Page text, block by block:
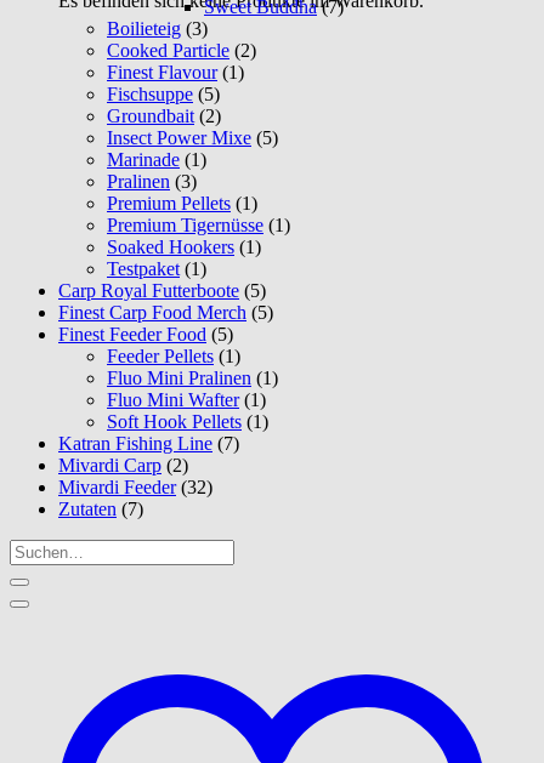
Sweet Buddha (7)
Boilieteig (3)
Cooked Particle (2)
Finest Flavour (1)
Fischsuppe (5)
Groundbait (2)
Insect Power Mixe (5)
Marinade (1)
Pralinen (3)
Premium Pellets (1)
Premium Tigernüsse (1)
Soaked Hookers (1)
Testpaket (1)
Carp Royal Futterboote (5)
Finest Carp Food Merch (5)
Finest Feeder Food (5)
Feeder Pellets (1)
Fluo Mini Pralinen (1)
Fluo Mini Wafter (1)
Soft Hook Pellets (1)
Katran Fishing Line (7)
Mivardi Carp (2)
Mivardi Feeder (32)
Zutaten (7)
Suche
nach: